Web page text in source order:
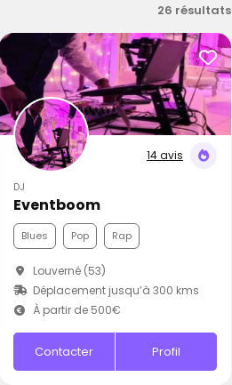
26 résultats
14 avis
DJ
Eventboom
Blues Pop Rap
Louverné (53)
Déplacement jusqu’à 300 kms
À partir de 500€
Contacter Profil